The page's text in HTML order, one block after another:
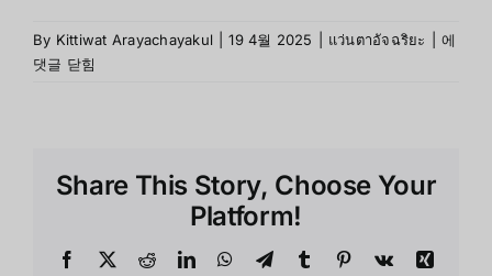
By Kittiwat Arayachayakul 19 4월 2025 แว่นตาอัจฉริยะ
Rokid
에
댓글 닫힘
Share This Story, Choose Your
Platform!
Facebook
X RedditLinkedInWhatsApp
TelegramTumblr Pinterest
Vk
Xing